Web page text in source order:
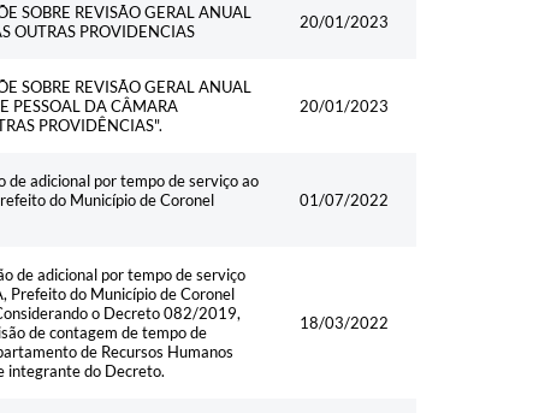
SOBRE REVISÃO GERAL ANUAL
OUTRAS PROVIDENCIAS
20/01/2023
SOBRE REVISÃO GERAL ANUAL
PESSOAL DA CÂMARA
PROVIDÊNCIAS".
20/01/2023
adicional por tempo de serviço ao
do Município de Coronel
01/07/2022
de adicional por tempo de serviço
Prefeito do Município de Coronel
o Decreto 082/2019,
de contagem de tempo de
de Recursos Humanos
integrante do Decreto.
18/03/2022